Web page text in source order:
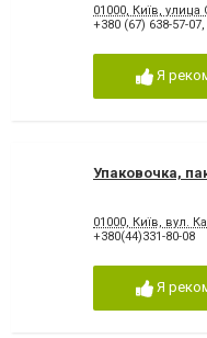
01000, Київ, улица
+380 (67) 638-57-07,
Я
Упаковочка,
01000, Київ, вул.
+380(44)331-80-08
Я